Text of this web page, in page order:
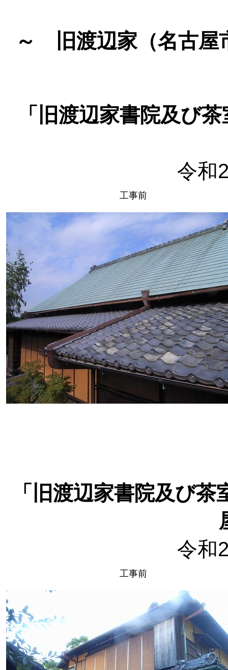
～ 旧渡辺家（名古
「旧渡辺家書院及び
令和
工事前
「旧渡辺家書院及び
令和
工事前